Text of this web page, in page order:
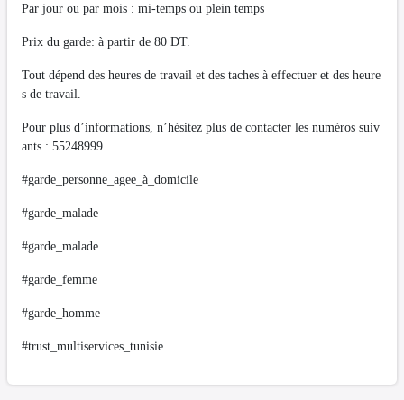
Par jour ou par mois : mi-temps ou plein temps
Prix du garde: à partir de 80 DT.
Tout dépend des heures de travail et des taches à effectuer et des heure
s de travail.
Pour plus d’informations, n’hésitez plus de contacter les numéros suiv
ants : 55248999
#garde_personne_agee_à_domicile
#garde_malade
#garde_malade
#garde_femme
#garde_homme
#trust_multiservices_tunisie